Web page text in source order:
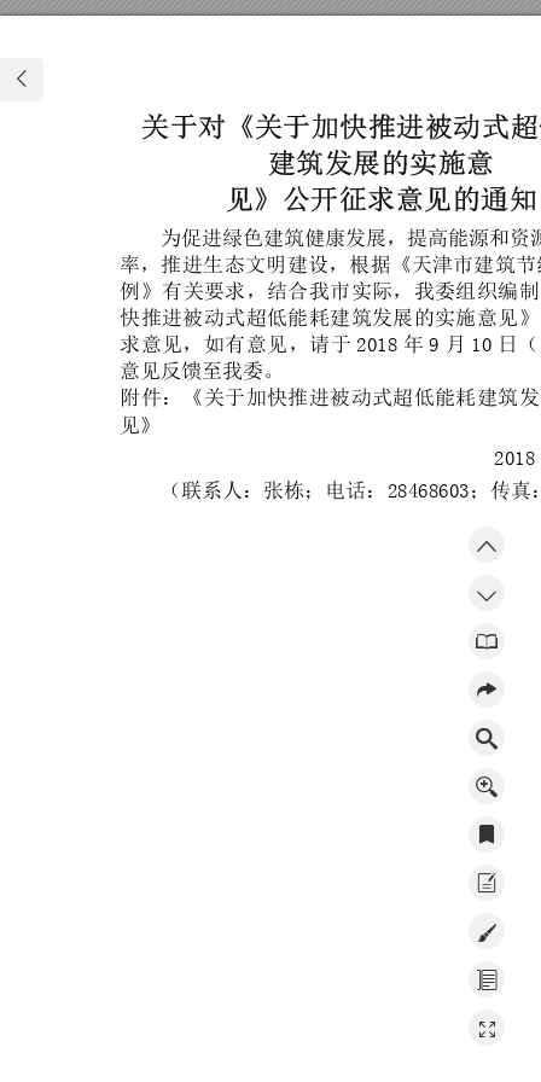
关于对《关于加快推进被动式
建筑发展的实施意
见》 公开征求意见 的通知
为促进绿色建筑健康发展， 提高能源和资
率， 推进生 态文明 建设， 根据 《天津市建筑节
例 》 有关要求 ， 结合我市实 际， 我委组 织编制
快推进被动式超低能耗建筑发展 的实施意 见 》
求意 见， 如有意 见 ， 请于 2018 年 9 月 10 日 （
意见反馈至我委。
附件： 《 关于加快推进被动式超低能耗建筑 发
见》
2018
（联系人： 张栋；电话： 28468603；传真